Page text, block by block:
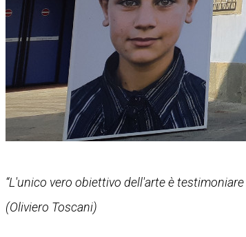
“L'unico vero obiettivo dell'arte è
(Oliviero Toscani)